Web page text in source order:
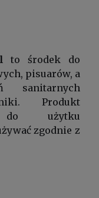
to środek do
pisuarów, a
sanitarnych
Produkt
do użytku
zgodnie z